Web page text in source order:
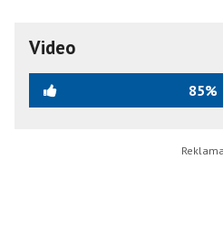
Video
85%